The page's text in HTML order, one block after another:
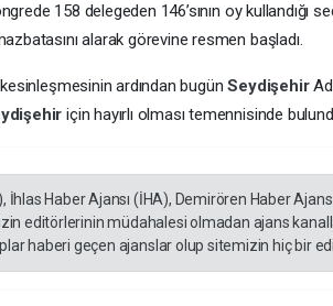
158 delegeden 146’sının oy
alarak görevine resmen başladı.
ardından bugünSeydişehir
için hayırlı olması temennisinde
İhlas Haber Ajansı (İHA), Demirören Haber
editörlerinin müdahalesi olmadan ajans
haberi geçen ajanslar olup sitemizin hiç bir